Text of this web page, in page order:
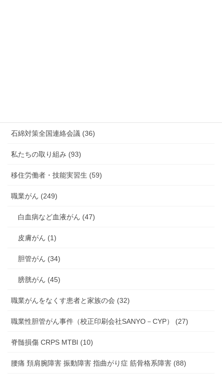
石綿対策全国連絡会議 (36)
私たちの取り組み (93)
移住労働者・技能実習生 (59)
職業がん (249)
白血病など血液がん (47)
皮膚がん (1)
胆管がん (34)
膀胱がん (45)
職業がんをなくす患者と家族の会 (32)
職業性胆管がん事件（校正印刷会社SANYO－CYP） (27)
脊髄損傷 CRPS MTBI (10)
腰痛 頚肩腕障害 振動障害 指曲がり症 筋骨格系障害 (88)